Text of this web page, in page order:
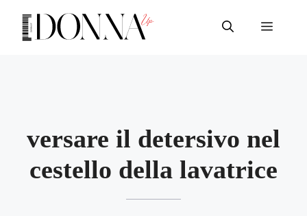
contenuto
Menu
versare il detersivo nel
cestello della lavatrice